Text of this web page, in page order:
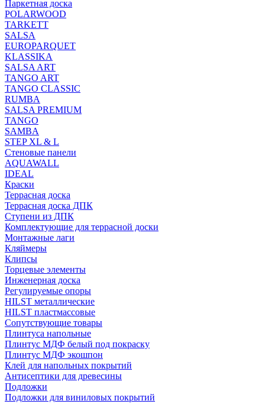
Паркетная доска
POLARWOOD
TARKETT
SALSA
EUROPARQUET
KLASSIKA
SALSA ART
TANGO ART
TANGO CLASSIC
RUMBA
SALSA PREMIUM
TANGO
SAMBA
STEP XL & L
Стеновые панели
AQUAWALL
IDEAL
Краски
Террасная доска
Террасная доска ДПК
Ступени из ДПК
Комплектующие для террасной доски
Монтажные лаги
Кляймеры
Клипсы
Торцевые элементы
Инженерная доска
Регулируемые опоры
HILST металлические
HILST пластмассовые
Сопутствующие товары
Плинтуса напольные
Плинтус МДФ белый под покраску
Плинтус МДФ экошпон
Клей для напольных покрытий
Антисептики для древесины
Подложки
Подложки для виниловых покрытий